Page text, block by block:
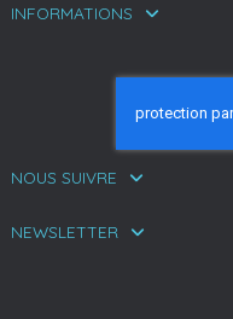
INFORMATIONS
NOUS SUIVRE
NEWSLETTER